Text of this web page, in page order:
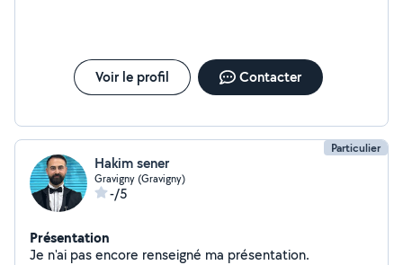
Voir le profil Contacter
Particulier
Hakim sener
Gravigny (Gravigny)
-/5
Présentation
Je n'ai pas encore renseigné ma présentation.